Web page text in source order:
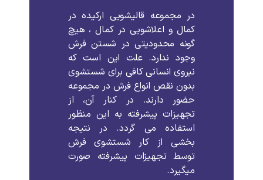
در مجموعه قالیشویی ارکیده در
کمال و اعلاشویی در کمال ، هیچ
گونه محدودیتی در شستن فرش
وجود ندارد. علت این است که
نیروی انسانی کافی برای شستشوی
بدون نقص انواع فرش در مجموعه
حضور دارند. در کنار آن، از
تجهیزات پیشرفته به این منظور
استفاده می گردد. در نتیجه
بخشی از کار شستشوی فرش
توسط تجهیزات پیشرفته صورت
میگیرد.